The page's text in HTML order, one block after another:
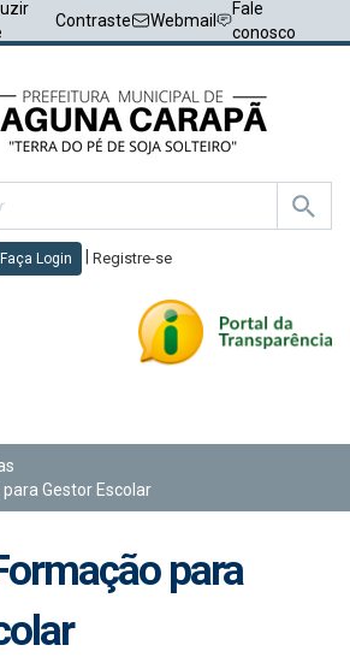
Contraste Webmail
Fale
conosco
Faça Login Registre-se
Gestor Escolar
para